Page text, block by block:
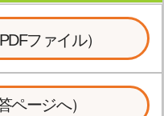
PDFファイル）
ページへ）